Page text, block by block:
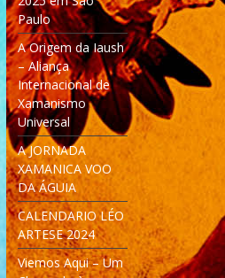
Paulo
A Origem da Iaush
– Aliança
Internacional de
Xamanismo
Universal
A JORNADA
XAMANICA VOO
DA ÁGUIA
CALENDARIO LÉO
ARTESE 2024
Viemos Aqui – Um